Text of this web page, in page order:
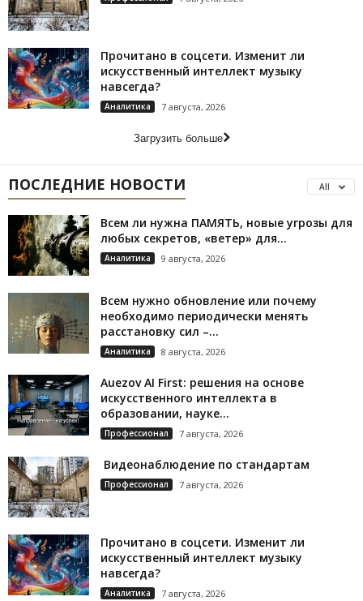
Прочитано в соцсети. Изменит ли
искусственный интеллект музыку
навсегда?
Аналитика 7 августа, 2026
Загрузить больше
ПОСЛЕДНИЕ НОВОСТИ All
Всем ли нужна ПАМЯТЬ, новые угрозы для
любых секретов, «ветер» для...
Аналитика 9 августа, 2026
Всем нужно обновление или почему
необходимо периодически менять
расстановку сил –...
Аналитика 8 августа, 2026
Auezov AI First: решения на основе
искусственного интеллекта в
образовании, науке...
Профессионал 7 августа, 2026
Видеонаблюдение по стандартам
Профессионал 7 августа, 2026
Прочитано в соцсети. Изменит ли
искусственный интеллект музыку
навсегда?
Аналитика 7 августа, 2026